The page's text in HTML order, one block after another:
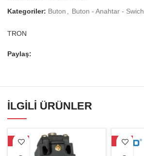
Kategoriler: Buton Buton - Anahtar - Swich
TRON
Paylaş:
İLGILI ÜRÜNLER
-30% -20%